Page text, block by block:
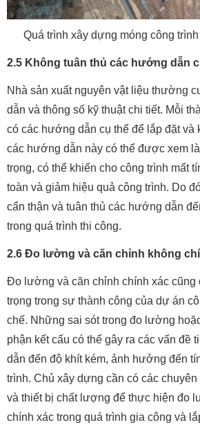
Quá trình xây dựng móng công
2.5 Không tuân thủ các hướng dẫn
Nhà sản xuất nguyên vật liệu thường
dẫn và thông số kỹ thuật chi tiết. Mỗi
có các hướng dẫn cụ thể để lắp đặt và
các hướng dẫn này có thể được xem
trọng, có thể khiến cho công trình mất
toàn và giảm hiệu quả công trình. Do
cẩn thận và tuân thủ các hướng dẫn
trong quá trình thi công.
2.6 Đo lường và căn chỉnh không
Đo lường và căn chỉnh chính xác cũng
trọng trong sự thành công của dự án
chế. Những sai sót trong đo lường
phận kết cấu có thể gây ra các vấn đề
dẫn đến độ khít kém, ảnh hưởng đến
trình. Chủ xây dựng cần có các
và thiết bị chất lượng để thực hiện đo
chính xác trong quá trình gia công và